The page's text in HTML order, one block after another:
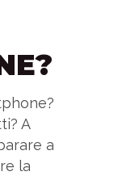
A
a
la